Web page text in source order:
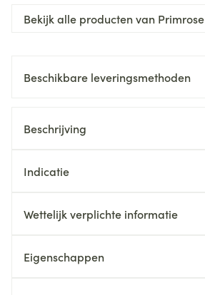
Bekijk alle producten van Primrose
Beschikbare leveringsmethoden
Beschrijving
Indicatie
Wettelijk verplichte informatie
Eigenschappen